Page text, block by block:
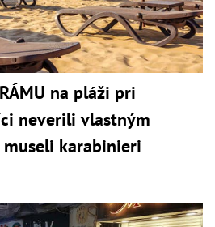
na pláži pri
neverili vlastným
karabinieri